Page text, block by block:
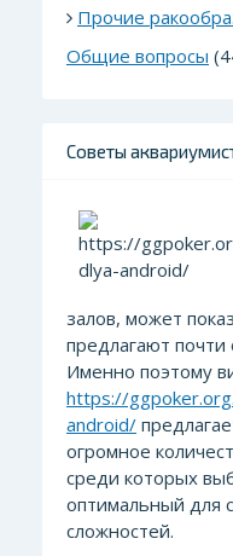
Прочие
Общие вопросы
Советы
залов, может
предлагают
Именно поэтому
https://
android/
огромное
среди которых
оптимальный для
сложностей.